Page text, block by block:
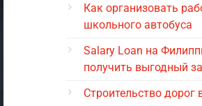
Как организовать
школьного автобуса
Salary Loan на
получить выгодный
Строительство дорог